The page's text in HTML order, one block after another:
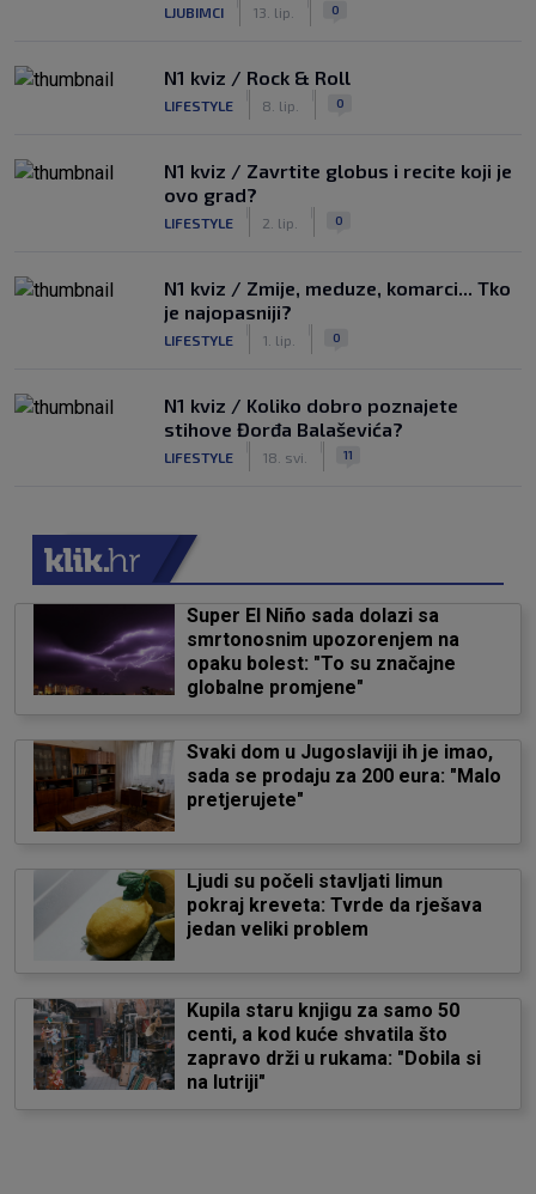
LJUBIMCI 13. lip. 0
N1 kviz / Rock & Roll
LIFESTYLE 8. lip. 0
N1 kviz / Zavrtite globus i recite koji je
ovo grad?
LIFESTYLE 2. lip. 0
N1 kviz / Zmije, meduze, komarci... Tko
je najopasniji?
LIFESTYLE 1. lip. 0
N1 kviz / Koliko dobro poznajete
stihove Đorđa Balaševića?
LIFESTYLE 18. svi. 11
Super El Niño sada dolazi sa
smrtonosnim upozorenjem na
opaku bolest: "To su značajne
globalne promjene"
Svaki dom u Jugoslaviji ih je imao,
sada se prodaju za 200 eura: "Malo
pretjerujete"
Ljudi su počeli stavljati limun
pokraj kreveta: Tvrde da rješava
jedan veliki problem
Kupila staru knjigu za samo 50
centi, a kod kuće shvatila što
zapravo drži u rukama: "Dobila si
na lutriji"